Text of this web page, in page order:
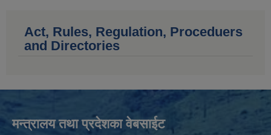
Act, Rules, Regulation, Proceduers
and Directories
मन्त्रालय तथा प्रदेशका वेबसाईट